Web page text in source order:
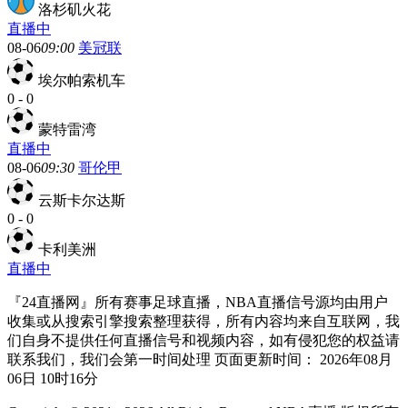
洛杉矶火花
直播中
08-0609:00 美冠联
埃尔帕索机车
0 - 0
蒙特雷湾
直播中
08-0609:30 哥伦甲
云斯卡尔达斯
0 - 0
卡利美洲
直播中
『24直播网』所有赛事足球直播，NBA直播信号源均由用户
收集或从搜索引擎搜索整理获得，所有内容均来自互联网，我
们自身不提供任何直播信号和视频内容，如有侵犯您的权益请
联系我们，我们会第一时间处理 页面更新时间： 2026年08月
06日 10时16分